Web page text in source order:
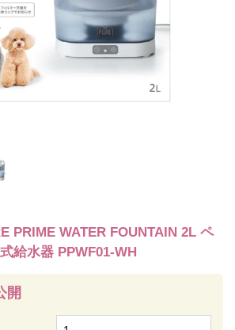
PRIME WATER FOUNTAIN 2L ペ
給水器 PPWF01-WH
開